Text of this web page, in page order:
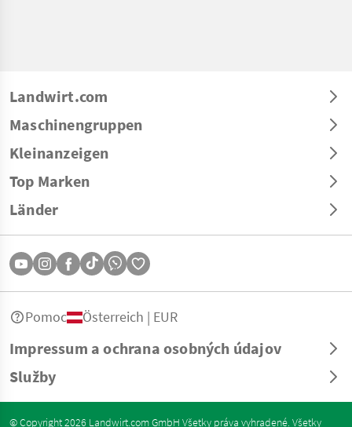
Landwirt.com
Maschinengruppen
Kleinanzeigen
Top Marken
Länder
Impressum a ochrana osobných údajov
Služby
Pomoc Österreich | EUR
© Copyright 2026 Landwirt.com GmbH Všetky práva vyhradené. Všetky